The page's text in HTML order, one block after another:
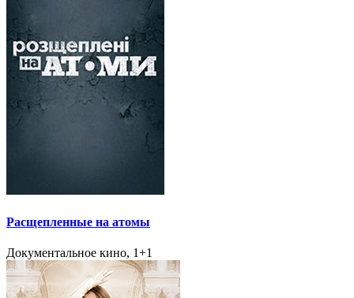
Расщепленные на атомы
Документальное кино, 1+1